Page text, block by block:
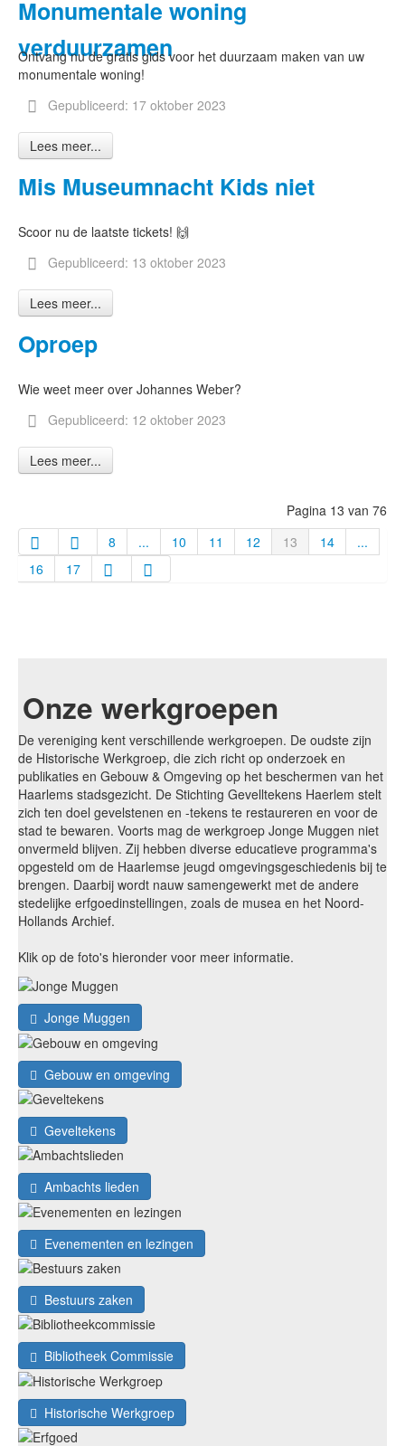
Monumentale woning
verduurzamen
Ontvang nu de gratis gids voor het duurzaam maken van uw
monumentale woning!
Gepubliceerd: 17 oktober 2023
Lees meer...
Mis Museumnacht Kids niet
Scoor nu de laatste tickets! 🙌
Gepubliceerd: 13 oktober 2023
Lees meer...
Oproep
Wie weet meer over Johannes Weber?
Gepubliceerd: 12 oktober 2023
Lees meer...
Pagina 13 van 76
8
... 10 11 12 13 14
...
16
17
Onze werkgroepen
De vereniging kent verschillende werkgroepen. De oudste zijn
de Historische Werkgroep, die zich richt op onderzoek en
publikaties en Gebouw & Omgeving op het beschermen van het
Haarlems stadsgezicht. De Stichting Gevelltekens Haerlem stelt
zich ten doel gevelstenen en -tekens te restaureren en voor de
stad te bewaren. Voorts mag de werkgroep Jonge Muggen niet
onvermeld blijven. Zij hebben diverse educatieve programma's
opgesteld om de Haarlemse jeugd omgevingsgeschiedenis bij te
brengen. Daarbij wordt nauw samengewerkt met de andere
stedelijke erfgoedinstellingen, zoals de musea en het Noord-
Hollands Archief.
Klik op de foto's hieronder voor meer informatie.
Jonge Muggen
Gebouw en omgeving
Geveltekens
Ambachts lieden
Evenementen en lezingen
Bestuurs zaken
Bibliotheek Commissie
Historische Werkgroep